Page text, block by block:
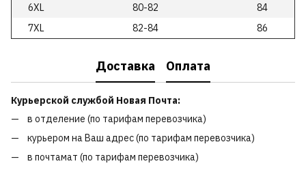
6XL
80-82
84
7XL
82-84 86
Доставка Оплата
Курьерской службой Новая Почта:
в отделение (по тарифам перевозчика)
курьером на Ваш адрес (по тарифам перевозчика)
в почтамат (по тарифам перевозчика)